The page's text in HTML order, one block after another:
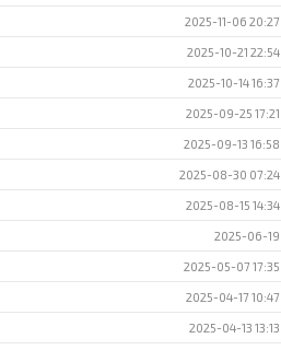
2025-11-06 20:27
2025-10-21 22:54
2025-10-14 16:37
2025-09-25 17:21
2025-09-13 16:58
2025-08-30 07:24
2025-08-15 14:34
2025-06-19
2025-05-07 17:35
2025-04-17 10:47
2025-04-13 13:13